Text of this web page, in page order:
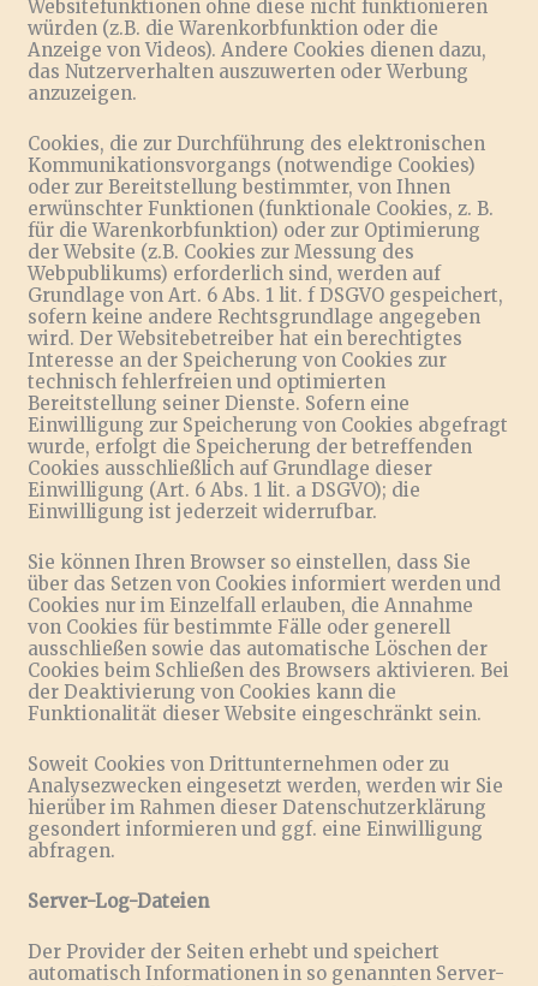
Websitefunktionen ohne diese nicht funktionieren
würden (z.B. die Warenkorbfunktion oder die
Anzeige von Videos). Andere Cookies dienen dazu,
das Nutzerverhalten auszuwerten oder Werbung
anzuzeigen.
Cookies, die zur Durchführung des elektronischen
Kommunikationsvorgangs (notwendige Cookies)
oder zur Bereitstellung bestimmter, von Ihnen
erwünschter Funktionen (funktionale Cookies, z. B.
für die Warenkorbfunktion) oder zur Optimierung
der Website (z.B. Cookies zur Messung des
Webpublikums) erforderlich sind, werden auf
Grundlage von Art. 6 Abs. 1 lit. f DSGVO gespeichert,
sofern keine andere Rechtsgrundlage angegeben
wird. Der Websitebetreiber hat ein berechtigtes
Interesse an der Speicherung von Cookies zur
technisch fehlerfreien und optimierten
Bereitstellung seiner Dienste. Sofern eine
Einwilligung zur Speicherung von Cookies abgefragt
wurde, erfolgt die Speicherung der betreffenden
Cookies ausschließlich auf Grundlage dieser
Einwilligung (Art. 6 Abs. 1 lit. a DSGVO); die
Einwilligung ist jederzeit widerrufbar.
Sie können Ihren Browser so einstellen, dass Sie
über das Setzen von Cookies informiert werden und
Cookies nur im Einzelfall erlauben, die Annahme
von Cookies für bestimmte Fälle oder generell
ausschließen sowie das automatische Löschen der
Cookies beim Schließen des Browsers aktivieren. Bei
der Deaktivierung von Cookies kann die
Funktionalität dieser Website eingeschränkt sein.
Soweit Cookies von Drittunternehmen oder zu
Analysezwecken eingesetzt werden, werden wir Sie
hierüber im Rahmen dieser Datenschutzerklärung
gesondert informieren und ggf. eine Einwilligung
abfragen.
Server-Log-Dateien
Der Provider der Seiten erhebt und speichert
automatisch Informationen in so genannten Server-